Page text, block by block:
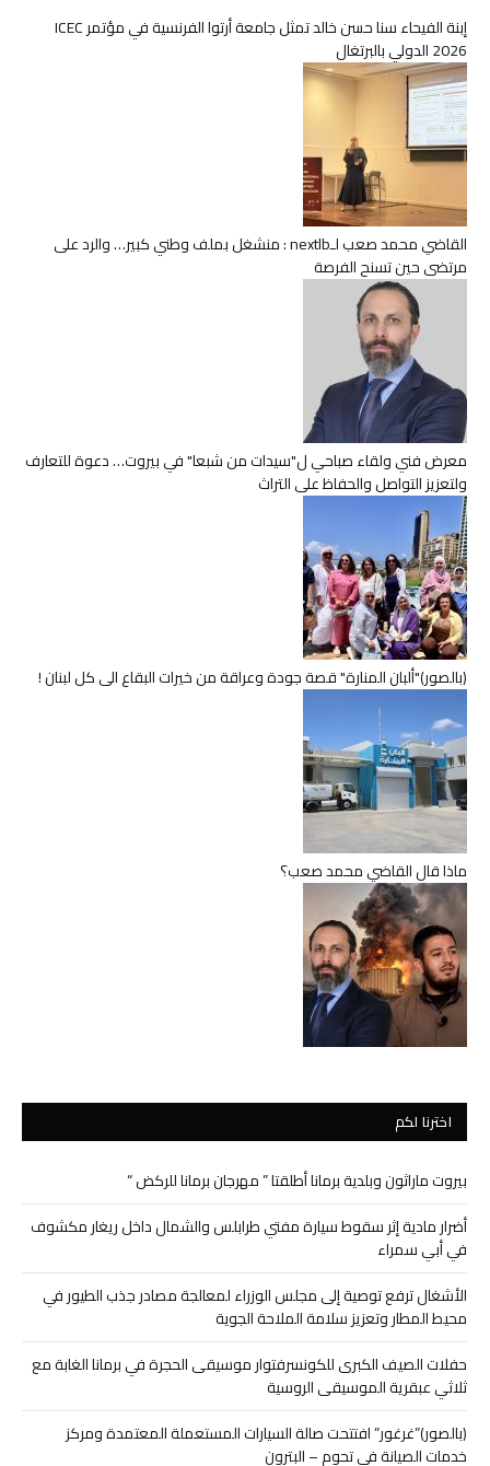
إبنة الفيحاء سنا حسن خالد تمثل جامعة أرتوا الفرنسية في مؤتمر ICEC
2026 الدولي بالبرتغال
القاضي محمد صعب لـnextlb : منشغل بملف وطني كبير… والرد على
مرتضى حين تسنح الفرصة
معرض فني ولقاء صباحي ل"سيدات من شبعا" في بيروت… دعوة للتعارف
ولتعزيز التواصل والحفاظ على التراث
(بالصور)"ألبان المنارة" قصة جودة وعراقة من خيرات البقاع الى كل لبنان !
ماذا قال القاضي محمد صعب؟
اخترنا لكم
بيروت ماراثون وبلدية برمانا أطلقتا ” مهرجان برمانا للركض “
أضرار مادية إثر سقوط سيارة مفتي طرابلس والشمال داخل ريغار مكشوف
في أبي سمراء
الأشغال ترفع توصية إلى مجلس الوزراء لمعالجة مصادر جذب الطيور في
محيط المطار وتعزيز سلامة الملاحة الجوية
حفلات الصيف الكبرى للكونسرفتوار موسيقى الحجرة في برمانا الغابة مع
ثلاثي عبقرية الموسيقى الروسية
(بالصور)”غرغور” افتتحت صالة السيارات المستعملة المعتمدة ومركز
خدمات الصيانة في تحوم – البترون